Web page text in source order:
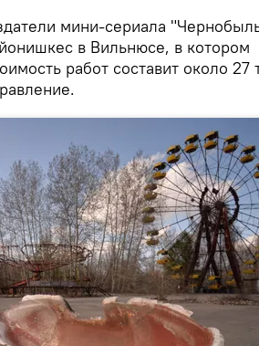
мини-сериала
в Вильнюсе, в котором
работ составит около 27